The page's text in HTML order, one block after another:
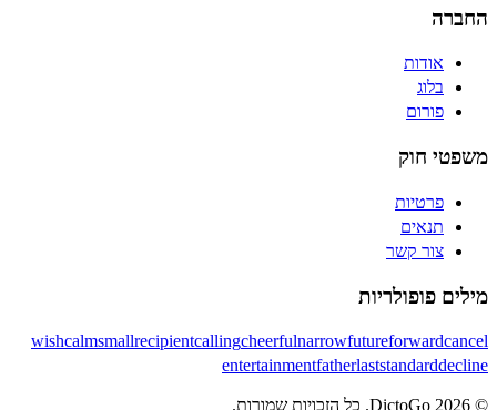
החברה
אודות
בלוג
פורום
משפטי חוק
פרטיות
תנאים
צור קשר
מילים פופולריות
cancel
forward
future
narrow
cheerful
calling
recipient
small
calm
wish
decline
standard
last
father
entertainment
© 2026 DictoGo. כל הזכויות שמורות.